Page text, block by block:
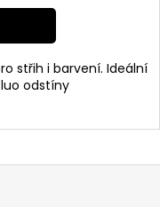
střih i barvení. Ideální
odstíny